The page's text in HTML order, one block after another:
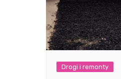
Drogi i remonty